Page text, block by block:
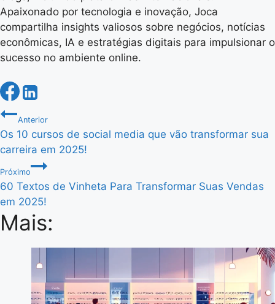
Apaixonado por tecnologia e inovação, Joca
compartilha insights valiosos sobre negócios, notícias
econômicas, IA e estratégias digitais para impulsionar o
sucesso no ambiente online.
Navegação
de
Post
Anterior
Os 10 cursos de social media que vão transformar sua
carreira em 2025!
Próximo
60 Textos de Vinheta Para Transformar Suas Vendas
em 2025!
Mais: